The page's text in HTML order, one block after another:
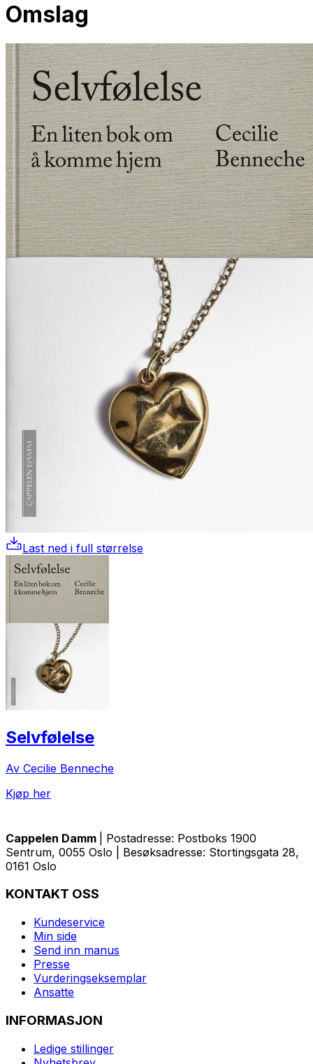
Omslag
Last ned i full størrelse
Selvfølelse
Av Cecilie Benneche
Kjøp her
Cappelen Damm
| Postadresse: Postboks 1900
Sentrum, 0055 Oslo | Besøksadresse: Stortingsgata 28,
0161 Oslo
KONTAKT OSS
Kundeservice
Min side
Send inn manus
Presse
Vurderingseksemplar
Ansatte
INFORMASJON
Ledige stillinger